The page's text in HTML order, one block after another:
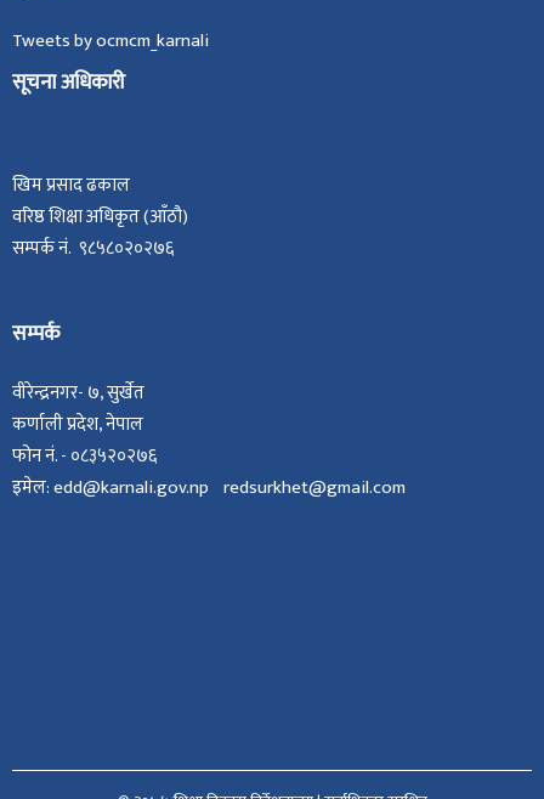
Tweets by ocmcm_karnali
सूचना अधिकारी
खिम प्रसाद ढकाल
वरिष्ठ शिक्षा अधिकृत (आँठौ)
सम्पर्क नं. ९८५८०२०२७६
सम्पर्क
वीरेन्द्रनगर- ७, सुर्खेत
कर्णाली प्रदेश, नेपाल
फोन नं. - ०८३५२०२७६
इमेल: edd@karnali.gov.np redsurkhet@gmail.com